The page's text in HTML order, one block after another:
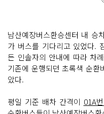
남산예장버스환승센터 내 승
가 버스를 기다리고 있었다.
든 인솔자의 안내에 따라 차
기존에 운행되던 초록색 순환
았다.
평일 기준 배차 간격이 01A